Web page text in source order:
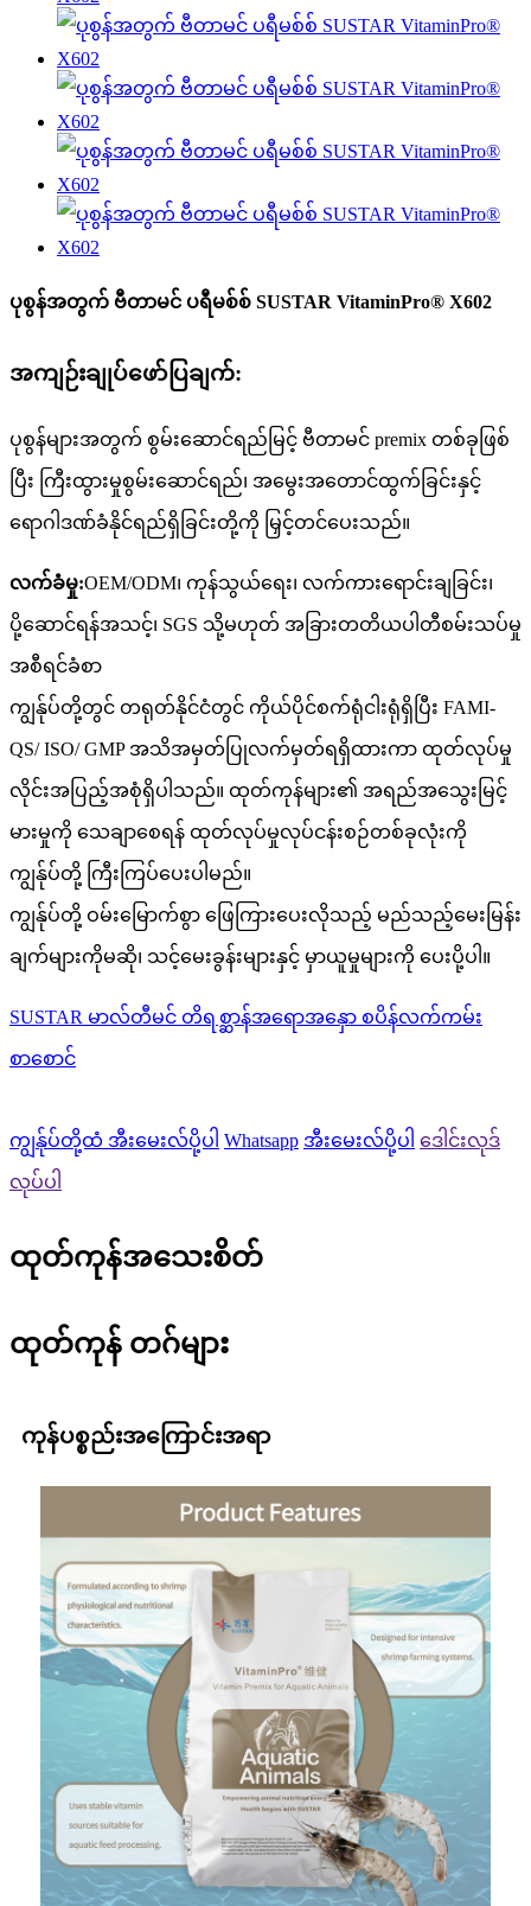
ပုစွန်အတွက် ဗီတာမင် ပရီမစ်စ် SUSTAR VitaminPro® X602
အကျဉ်းချုပ်ဖော်ပြချက်:
ပုစွန်များအတွက် စွမ်းဆောင်ရည်မြင့် ဗီတာမင် premix တစ်ခုဖြစ်
ပြီး ကြီးထွားမှုစွမ်းဆောင်ရည်၊ အမွေးအတောင်ထွက်ခြင်းနှင့်
ရောဂါဒဏ်ခံနိုင်ရည်ရှိခြင်းတို့ကို မြှင့်တင်ပေးသည်။
လက်ခံမှု:OEM/ODM၊ ကုန်သွယ်ရေး၊ လက်ကားရောင်းချခြင်း၊
ပို့ဆောင်ရန်အသင့်၊ SGS သို့မဟုတ် အခြားတတိယပါတီစမ်းသပ်မှု
အစီရင်ခံစာ
ကျွန်ုပ်တို့တွင် တရုတ်နိုင်ငံတွင် ကိုယ်ပိုင်စက်ရုံငါးရုံရှိပြီး FAMI-
QS/ ISO/ GMP အသိအမှတ်ပြုလက်မှတ်ရရှိထားကာ ထုတ်လုပ်မှု
လိုင်းအပြည့်အစုံရှိပါသည်။ ထုတ်ကုန်များ၏ အရည်အသွေးမြင့်
မားမှုကို သေချာစေရန် ထုတ်လုပ်မှုလုပ်ငန်းစဉ်တစ်ခုလုံးကို
ကျွန်ုပ်တို့ ကြီးကြပ်ပေးပါမည်။
ကျွန်ုပ်တို့ ဝမ်းမြောက်စွာ ဖြေကြားပေးလိုသည့် မည်သည့်မေးမြန်း
ချက်များကိုမဆို၊ သင့်မေးခွန်းများနှင့် မှာယူမှုများကို ပေးပို့ပါ။
SUSTAR မာလ်တီမင် တိရစ္ဆာန်အရောအနှော စပိန်လက်ကမ်း
စာစောင်
ကျွန်ုပ်တို့ထံ အီးမေးလ်ပို့ပါ Whatsapp အီးမေးလ်ပို့ပါ ဒေါင်းလုဒ်
လုပ်ပါ
ထုတ်ကုန်အသေးစိတ်
ထုတ်ကုန် တဂ်များ
ကုန်ပစ္စည်းအကြောင်းအရာ